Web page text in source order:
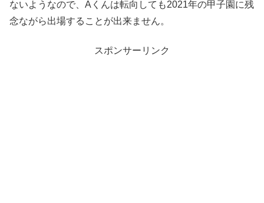
ないようなので、Aくんは転向しても2021年の甲子園に残
念ながら出場することが出来ません。
スポンサーリンク